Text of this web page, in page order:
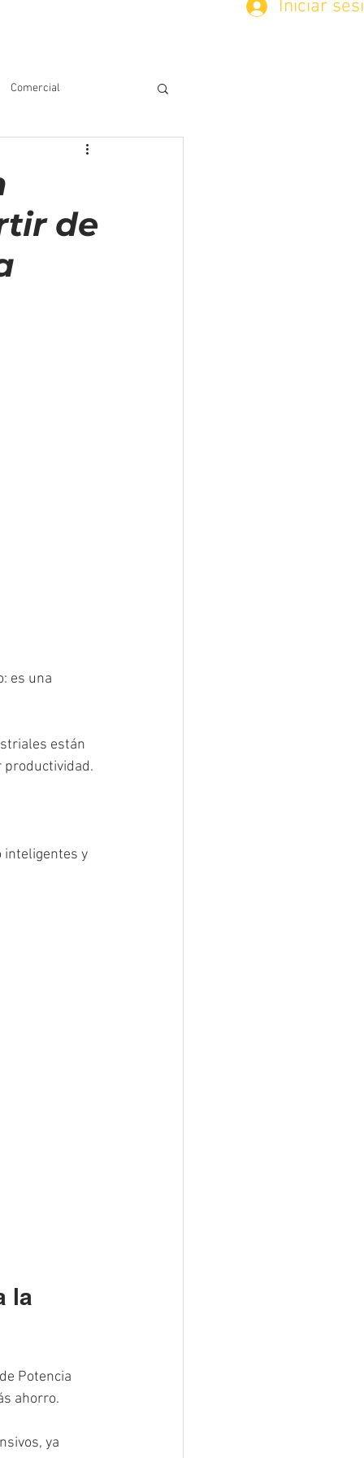
Iniciar
Comercial
de
es una
están
productividad.
inteligentes y
la
Potencia
ahorro.
ya